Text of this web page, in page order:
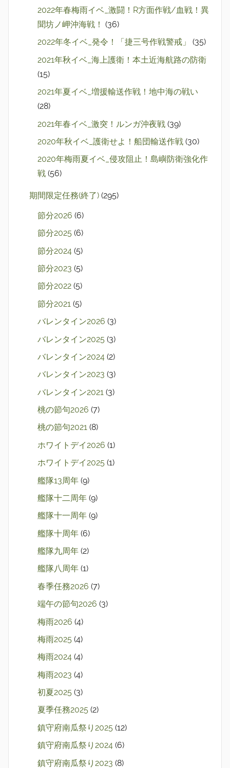
2022年春梅雨イベ_激闘！R方面作戦/血戦！異
聞坊ノ岬沖海戦！ (36)
2022年冬イベ_発令！「捷三号作戦警戒」
(35)
2021年秋イベ_海上護衛！本土近海航路の防衛
(15)
2021年夏イベ_増援輸送作戦！地中海の戦い
(28)
2021年春イベ_激突！ルンガ沖夜戦 (39)
2020年秋イベ_護衛せよ！船団輸送作戦 (30)
2020年梅雨夏イベ_侵攻阻止！島嶼防衛強化作
戦 (56)
期間限定任務(終了) (295)
節分2026 (6)
節分2025 (6)
節分2024 (5)
節分2023 (5)
節分2022 (5)
節分2021 (5)
バレンタイン2026 (3)
バレンタイン2025 (3)
バレンタイン2024 (2)
バレンタイン2023 (3)
バレンタイン2021 (3)
桃の節句2026 (7)
桃の節句2021 (8)
ホワイトデイ2026 (1)
ホワイトデイ2025 (1)
艦隊13周年 (9)
艦隊十二周年 (9)
艦隊十一周年 (9)
艦隊十周年 (6)
艦隊九周年 (2)
艦隊八周年 (1)
春季任務2026 (7)
端午の節句2026 (3)
梅雨2026 (4)
梅雨2025 (4)
梅雨2024 (4)
梅雨2023 (4)
初夏2025 (3)
夏季任務2025 (2)
鎮守府南瓜祭り2025 (12)
鎮守府南瓜祭り2024 (6)
鎮守府南瓜祭り2023 (8)